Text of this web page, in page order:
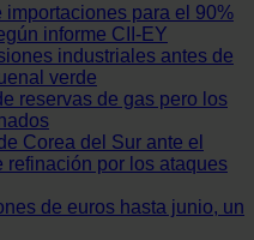
importaciones para el 90%
informe CII-EY
industriales antes de
verde
reservas de gas pero los
Corea del Sur ante el
por los ataques
de euros hasta junio, un